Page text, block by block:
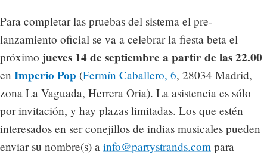
Para completar las pruebas del sistema el pre-
lanzamiento oficial se va a celebrar la fiesta beta el
próximo jueves 14 de septiembre a partir de las 22.00
en Imperio Pop (Fermín Caballero, 6, 28034 Madrid,
zona La Vaguada, Herrera Oria). La asistencia es sólo
por invitación, y hay plazas limitadas. Los que estén
interesados en ser conejillos de indias musicales pueden
enviar su nombre(s) a info@partystrands.com para